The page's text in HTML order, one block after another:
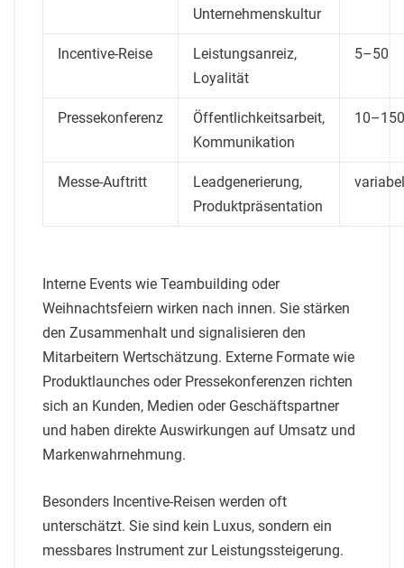
Unternehmenskultur
Incentive-Reise
Leistungsanreiz,
Loyalität
5–50
Pressekonferenz
Öffentlichkeitsarbeit,
Kommunikation
10–150
Messe-Auftritt
Leadgenerierung,
Produktpräsentation
variabel
Interne Events wie Teambuilding oder
Weihnachtsfeiern wirken nach innen. Sie stärken
den Zusammenhalt und signalisieren den
Mitarbeitern Wertschätzung. Externe Formate wie
Produktlaunches oder Pressekonferenzen richten
sich an Kunden, Medien oder Geschäftspartner
und haben direkte Auswirkungen auf Umsatz und
Markenwahrnehmung.
Besonders Incentive-Reisen werden oft
unterschätzt. Sie sind kein Luxus, sondern ein
messbares Instrument zur Leistungssteigerung.